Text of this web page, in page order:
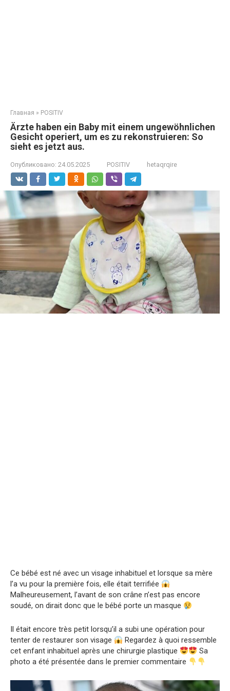
Главная » POSITIV
Ärzte haben ein Baby mit einem ungewöhnlichen
Gesicht operiert, um es zu rekonstruieren: So
sieht es jetzt aus.
Опубликовано: 24.05.2025 POSITIV hetaqrqire
Ce bébé est né avec un visage inhabituel et lorsque sa mère
l’a vu pour la première fois, elle était terrifiée
Malheureusement, l’avant de son crâne n’est pas encore
soudé, on dirait donc que le bébé porte un masque
Il était encore très petit lorsqu’il a subi une opération pour
tenter de restaurer son visage
Regardez à quoi ressemble
cet enfant inhabituel après une chirurgie plastique
Sa
photo a été présentée dans le premier commentaire